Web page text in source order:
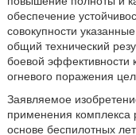
обеспечение
совокупности
общий технический
боевой эффективности
огневого поражения
Заявляемое
применения комплекса
основе беспилотных